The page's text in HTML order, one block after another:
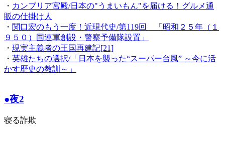
・ カンブリア宮殿/日本の"うまいもん"を届ける！グルメ通
販の仕掛け人
・ 関口宏のもう一度！近現代史/第119回 「昭和２５年（１
９５０）国連軍創設・警察予備隊設置」
・ 現実主義者の王国再建記[21]
・ 英雄たちの選択/「日本を襲った“スーパー台風” ～今に活
かす歴史の教訓～」
●夜2
寝る詐欺